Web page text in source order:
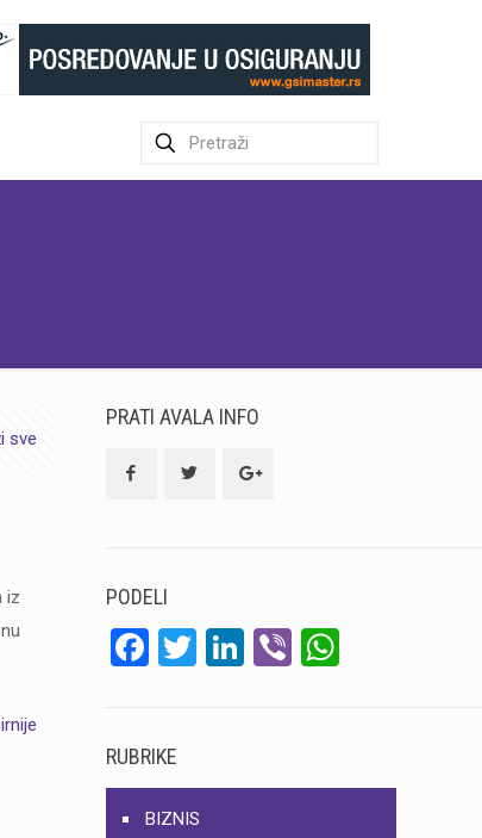
sve
iz
PRATI AVALA INFO
PODELI
Facebook
Twitter
LinkedIn
Viber
RUBRIKE
BIZNIS